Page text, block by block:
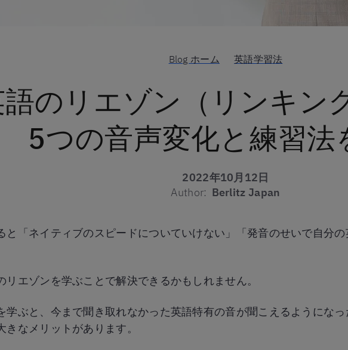
Blog ホーム 英語学習法
のリエゾン（リンキン
5つの音声変化と練習法
2022年10月12日
Author: Berlitz Japan
と「ネイティブのスピードについていけない」「発音のせいで自分
リエゾンを学ぶことで解決できるかもしれません。
学ぶと、今まで聞き取れなかった英語特有の音が聞こえるようにな
きなメリットがあります。